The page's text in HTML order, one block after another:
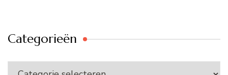
Categorieën
Categorieën